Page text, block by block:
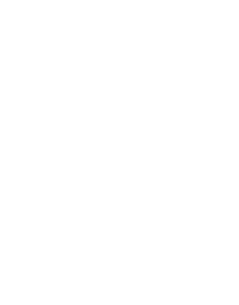
Black Leather